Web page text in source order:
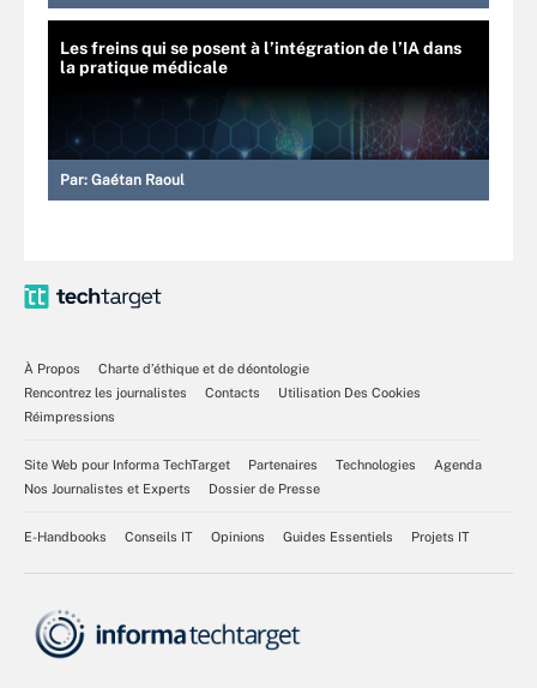
Les freins qui se posent à l’intégration de l’IA dans
la pratique médicale
Par: Gaétan Raoul
À Propos
Charte d’éthique et de déontologie
Rencontrez les journalistes
Contacts
Utilisation Des Cookies
Réimpressions
Site Web pour Informa TechTarget Partenaires Technologies
Agenda
Nos Journalistes et Experts
Dossier de Presse
E-Handbooks Conseils IT Opinions Guides Essentiels Projets IT